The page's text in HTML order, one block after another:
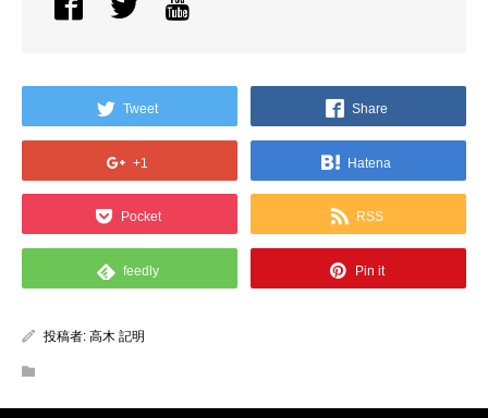
Tweet Share
+1 Hatena
Pocket RSS
feedly Pin it
投稿者: 高木 記明